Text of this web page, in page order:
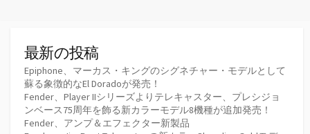
最新の投稿
Epiphone、マーカス・キングのシグネチャー・モデルとして
蘇る象徴的なEl Doradoが発売！
Fender、Player IIシリーズよりテレキャスター、プレシジョ
ンベース75周年を飾る新カラーモデル8機種が追加発売！
Fender、アンプ＆エフェクター新製品